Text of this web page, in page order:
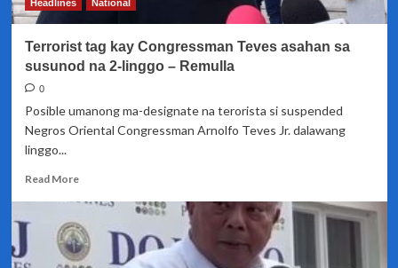
bansa
Headlines National
Terrorist tag kay Congressman Teves asahan sa
susunod na 2-linggo – Remulla
0
Posible umanong ma-designate na terorista si suspended
Negros Oriental Congressman Arnolfo Teves Jr. dalawang
linggo...
Read MoreRead
about
Terrorist
tag
kay